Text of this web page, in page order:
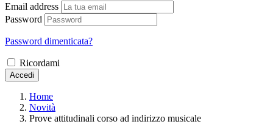
Email address
Password
Password dimenticata?
Ricordami
Accedi
Home
Novità
Prove attitudinali corso ad indirizzo musicale